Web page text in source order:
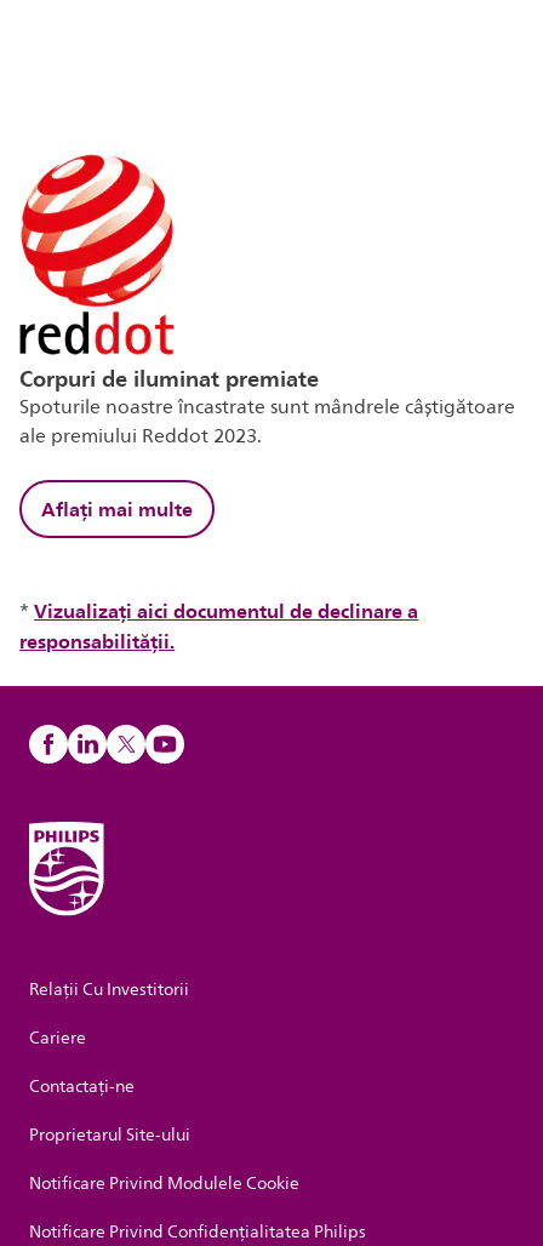
Corpuri de iluminat premiate
Spoturile noastre încastrate sunt mândrele câștigătoare
ale premiului Reddot 2023.
Aflați mai multe
*Vizualizați aici documentul de declinare a
responsabilității.
Relații Cu Investitorii
Cariere
Contactaţi-ne
Proprietarul Site-ului
Notificare Privind Modulele Cookie
Notificare Privind Confidențialitatea Philips